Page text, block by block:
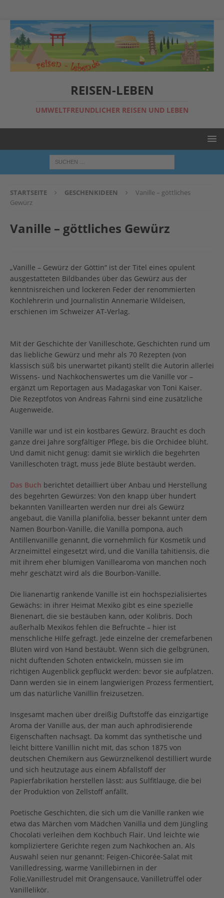
REISEN-LEBEN
UMWELTFREUNDLICHER REISEN UND LEBEN
STARTSEITE GESCHENKIDEEN
Vanille – göttliches
Gewürz
Vanille – göttliches Gewürz
„Vanille – Gewürz der Göttin“ ist der Titel eines opulent
ausgestatteten Bildbandes über das Gewürz aus der
kenntnisreichen und lockeren Feder der renommierten
Kochlehrerin und Journalistin Annemarie Wildeisen,
erschienen im Schweizer AT-Verlag.
Mit der Geschichte der Vanilleschote, Geschichten rund um
das liebliche Gewürz und mehr als 70 Rezepten (von
klassisch süß bis unerwartet pikant) stellt die Autorin allerlei
Wissens- und Nachkochenswertes um die Vanille vor –
ergänzt um Reportagen aus Madagaskar von Toni Kaiser.
Die Rezeptfotos von Andreas Fahrni sind eine zusätzliche
Augenweide.
Vanille war und ist ein kostbares Gewürz. Braucht es doch
ganze drei Jahre sorgfältiger Pflege, bis die Orchidee blüht.
Und damit nicht genug: damit sie wirklich die begehrten
Vanilleschoten trägt, muss jede Blüte bestäubt werden.
Das Buch berichtet detailliert über Anbau und Herstellung
des begehrten Gewürzes: Von den knapp über hundert
bekannten Vanillearten werden nur drei als Gewürz
angebaut, die Vanilla planifolia, besser bekannt unter dem
Namen Bourbon-Vanille, die Vanilla pompona, auch
Antillenvanille genannt, die vornehmlich für Kosmetik und
Arzneimittel eingesetzt wird, und die Vanilla tahitiensis, die
mit ihrem eher blumigen Vanillearoma von manchen noch
mehr geschätzt wird als die Bourbon-Vanille.
Die lianenartig rankende Vanille ist ein hochspezialisiertes
Gewächs: in ihrer Heimat Mexiko gibt es eine spezielle
Bienenart, die sie bestäuben kann, oder Kolibris. Doch
außerhalb Mexikos fehlen die Befruchte – hier ist
menschliche Hilfe gefragt. Jede einzelne der cremefarbenen
Blüten wird von Hand bestäubt. Wenn sich die gelbgrünen,
nicht duftenden Schoten entwickeln, müssen sie im
richtigen Augenblick gepflückt werden: bevor sie aufplatzen.
Dann werden sie in einem langwierigen Prozess fermentiert,
um das natürliche Vanillin freizusetzen.
Insgesamt machen über dreißig Duftstoffe das einzigartige
Aroma der Vanille aus, der man auch aphrodisierende
Eigenschaften nachsagt. Da kommt das synthetische und
leicht bittere Vanillin nicht mit, das schon 1875 von
deutschen Chemikern aus Gewürznelkenöl destilliert wurde
und sich heutzutage aus einem Abfallstoff der
Papierfabrikation herstellen lässt: aus Sulfitlauge, die bei
der Produktion von Zellstoff anfällt.
Poetische Geschichten, die sich um die Vanille ranken wie
etwa das Märchen vom Mädchen Vanilla und dem Jüngling
Chocolati verleihen dem Kochbuch Flair. Und leichte wie
kompliziertere Gerichte regen zum Nachkochen an. Als
Auswahl seien nur genannt: Feigen-Chicorée-Salat mit
Vanilledressing, warme Vanillebirnen in der
Folie,Vanillestrudel mit Orangensauce, Vanilletrüffel oder
Vanillelikör.